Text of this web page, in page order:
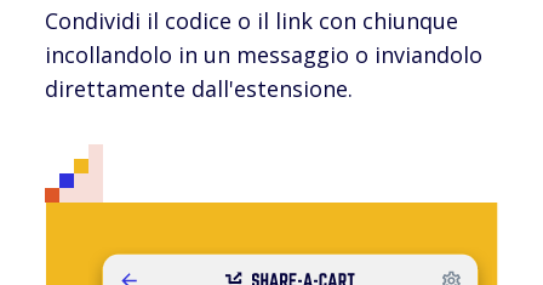
Condividi il codice o il link con chiunque
incollandolo in un messaggio o inviandolo
direttamente dall'estensione.